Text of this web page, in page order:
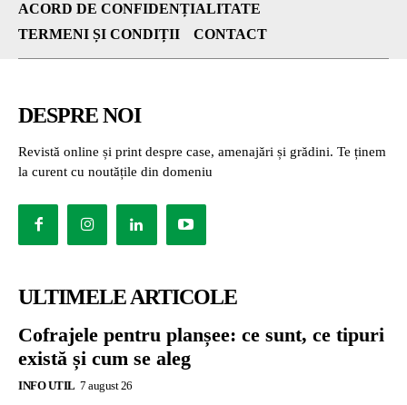
ACORD DE CONFIDENȚIALITATE
TERMENI ȘI CONDIȚII
CONTACT
DESPRE NOI
Revistă online și print despre case, amenajări și grădini. Te ținem
la curent cu noutățile din domeniu
ULTIMELE ARTICOLE
Cofrajele pentru planșee: ce sunt, ce tipuri
există și cum se aleg
INFO UTIL 7 august 26